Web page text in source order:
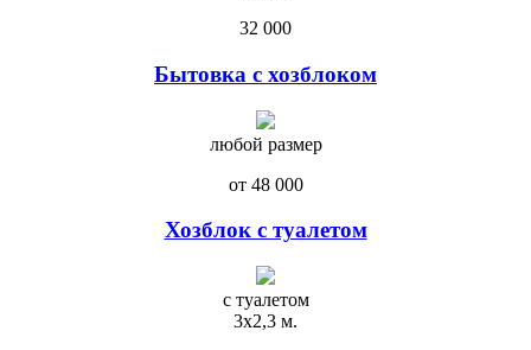
32 000
Бытовка с хозблоком
любой размер
от 48 000
Хозблок с туалетом
с туалетом
3х2,3 м.